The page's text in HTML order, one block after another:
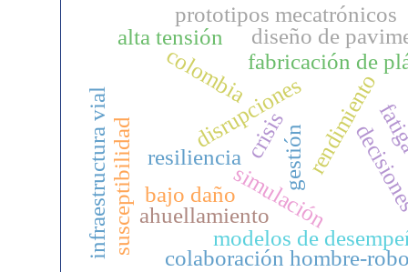
simulación
resiliencia
disrupciones
gestión rendimiento
crisis
fabricación de
diseño de
modelos de
ahuellamiento
susceptibilidad
infraestructura vial
prototipos mecatrónicos
colombia
bajo daño
colaboración hombre-
alta tensión